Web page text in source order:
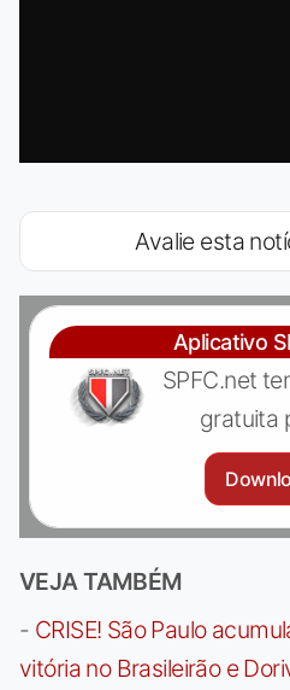
Avalie esta
Aplicativo
SPFC.net
gratuita
VEJA TAMBÉM
- CRISE! São Paulo
vitória no Brasileirão e